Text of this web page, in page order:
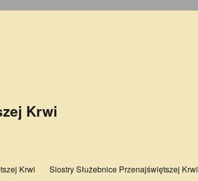
Krwi
Krwi Siostry Służebnice Przenajświętszej Krwi